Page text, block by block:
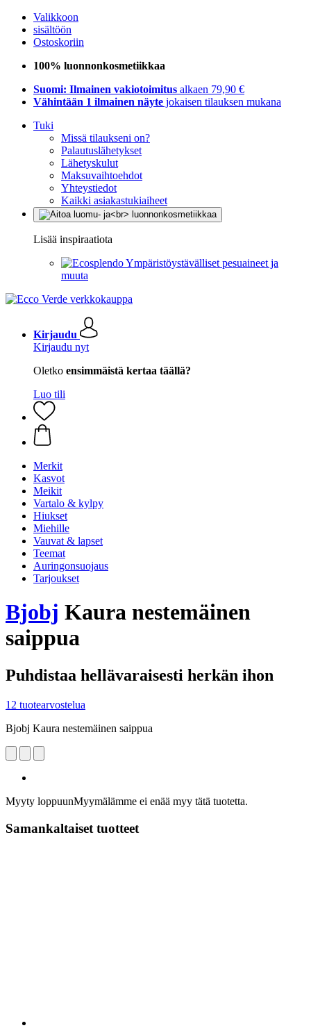
Valikkoon
sisältöön
Ostoskoriin
100% luonnonkosmetiikkaa
Suomi: Ilmainen vakiotoimitus alkaen 79,90 €
Vähintään 1 ilmainen näyte jokaisen tilauksen mukana
Tuki
Missä tilaukseni on?
Palautuslähetykset
Lähetyskulut
Maksuvaihtoehdot
Yhteystiedot
Kaikki asiakastukiaiheet
Lisää inspiraatiota
Ympäristöystävälliset pesuaineet ja
muuta
Kirjaudu
Kirjaudu nyt
Oletko ensimmäistä kertaa täällä?
Luo tili
Merkit
Kasvot
Meikit
Vartalo & kylpy
Hiukset
Miehille
Vauvat & lapset
Teemat
Auringonsuojaus
Tarjoukset
Bjobj Kaura nestemäinen
saippua
Puhdistaa hellävaraisesti herkän ihon
12 tuotearvostelua
Bjobj Kaura nestemäinen saippua
Myyty loppuunMyymälämme ei enää myy tätä tuotetta.
Samankaltaiset tuotteet